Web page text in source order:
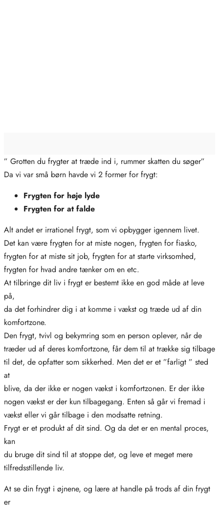
” Grotten du frygter at træde ind i, rummer skatten du søger”
Da vi var små børn havde vi 2 former for frygt:
Frygten for høje lyde
Frygten for at falde
Alt andet er irrationel frygt, som vi opbygger igennem livet.
Det kan være frygten for at miste nogen, frygten for fiasko,
frygten for at miste sit job, frygten for at starte virksomhed,
frygten for hvad andre tænker om en etc.
At tilbringe dit liv i frygt er bestemt ikke en god måde at leve
på,
da det forhindrer dig i at komme i vækst og træde ud af din
komfortzone.
Den frygt, tvivl og bekymring som en person oplever, når de
træder ud af deres komfortzone, får dem til at trække sig tilbage
til det, de opfatter som sikkerhed. Men det er et ”farligt ” sted
at
blive, da der ikke er nogen vækst i komfortzonen. Er der ikke
nogen vækst er der kun tilbagegang. Enten så går vi fremad i
vækst eller vi går tilbage i den modsatte retning.
Frygt er et produkt af dit sind. Og da det er en mental proces,
kan
du bruge dit sind til at stoppe det, og leve et meget mere
tilfredsstillende liv.
At se din frygt i øjnene, og lære at handle på trods af din frygt
er